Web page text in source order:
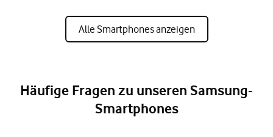
Alle Smartphones anzeigen
Häufige Fragen zu unseren Samsung-
Smartphones